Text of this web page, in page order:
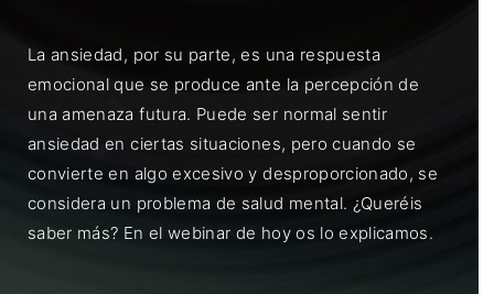
La ansiedad, por su parte, es una respuesta
emocional que se produce ante la percepción de
una amenaza futura. Puede ser normal sentir
ansiedad en ciertas situaciones, pero cuando se
convierte en algo excesivo y desproporcionado, se
considera un problema de salud mental. ¿Queréis
saber más? En el webinar de hoy os lo explicamos.